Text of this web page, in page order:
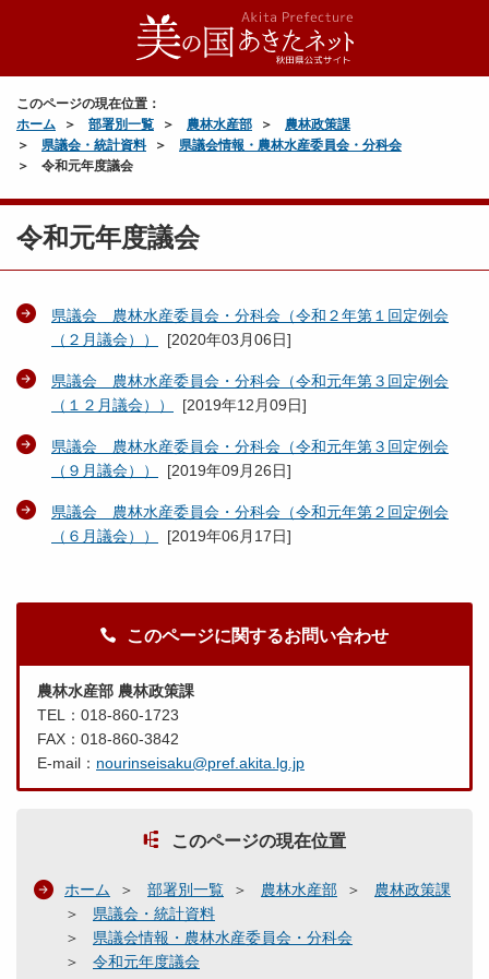
このページの現在位置：
ホーム
部署別一覧 農林水産部
農林政策課
県議会・統計資料
県議会情報・農林水産委員会・分科会
令和元年度議会
令和元年度議会
県議会 農林水産委員会・分科会（令和２年第１回定例会
（２月議会））
[2020年03月06日]
県議会 農林水産委員会・分科会（令和元年第３回定例会
（１２月議会））
[2019年12月09日]
県議会 農林水産委員会・分科会（令和元年第３回定例会
（９月議会））
[2019年09月26日]
県議会 農林水産委員会・分科会（令和元年第２回定例会
（６月議会））
[2019年06月17日]
このページに関するお問い合わせ
農林水産部 農林政策課
TEL：018-860-1723
FAX：018-860-3842
E-mail： nourinseisaku@pref.akita.lg.jp
このページの現在位置
ホーム 部署別一覧 農林水産部
農林政策課
県議会・統計資料
県議会情報・農林水産委員会・分科会
令和元年度議会